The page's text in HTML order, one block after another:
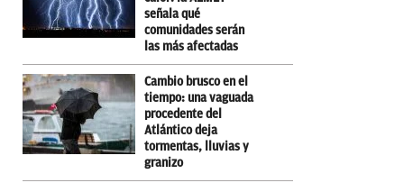
señala qué
comunidades serán
las más afectadas
Cambio brusco en el
tiempo: una vaguada
procedente del
Atlántico deja
tormentas, lluvias y
granizo